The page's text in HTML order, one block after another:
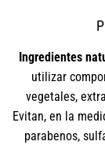
Ingredientes
utilizar
vegetales,
Evitan, en la
parabenos,